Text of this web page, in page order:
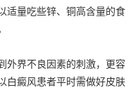
适量吃些锌、铜高含量的食
外界不良因素的刺激，更容
白癜风患者平时需做好皮肤